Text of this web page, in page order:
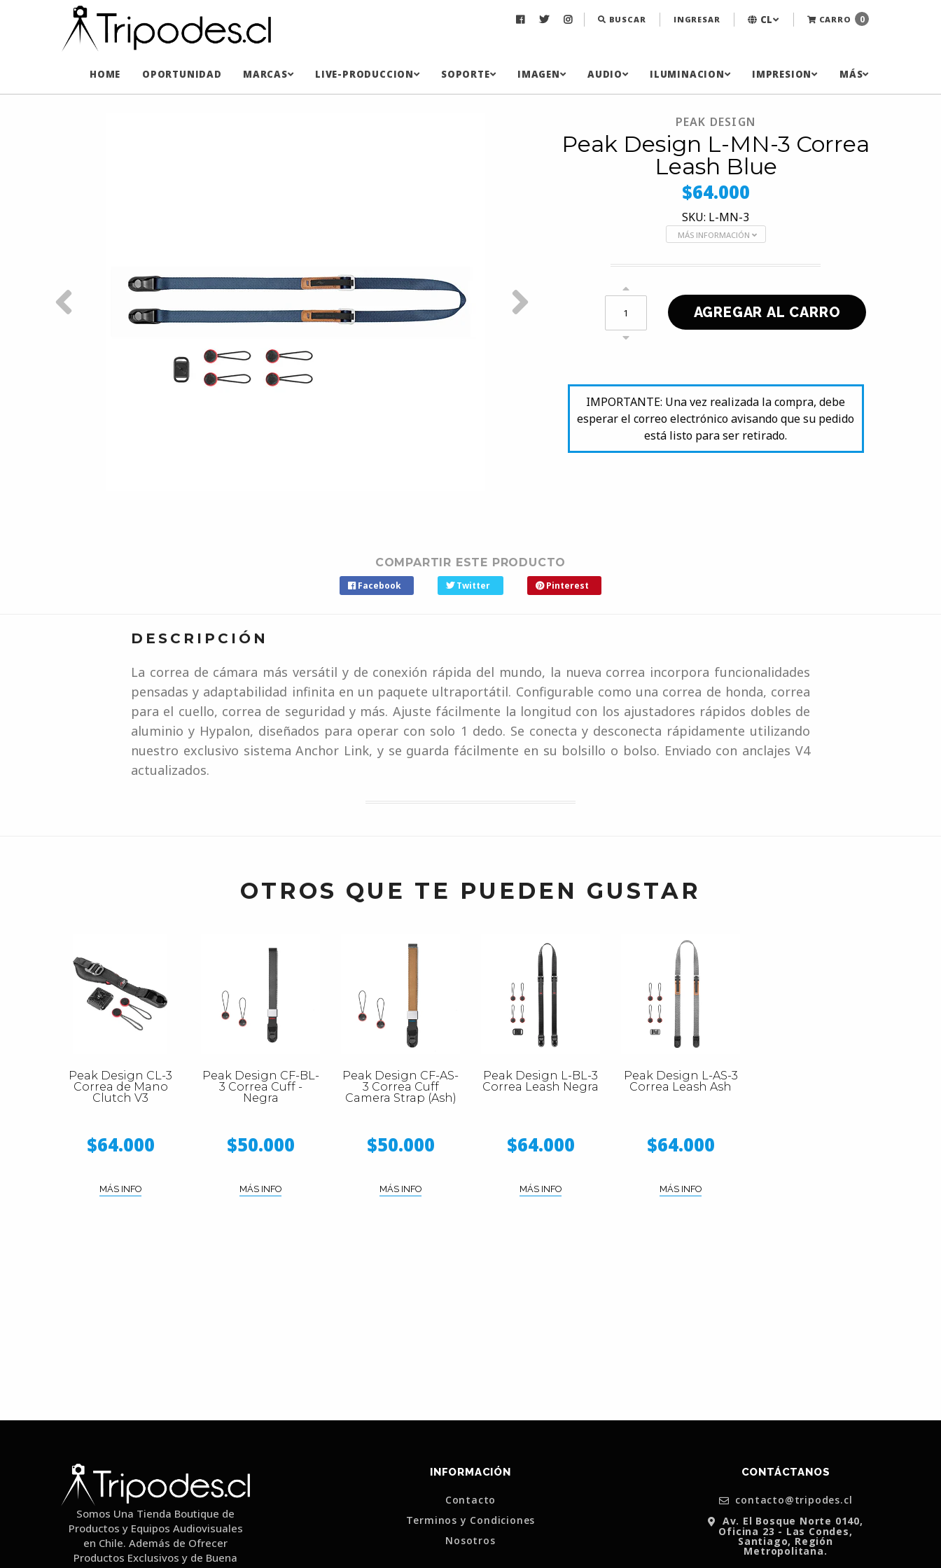
BUSCAR INGRESAR CL CARRO 0
HOME OPORTUNIDAD MARCAS LIVE-PRODUCCION SOPORTE IMAGEN AUDIO ILUMINACION IMPRESION MÁS
PEAK DESIGN
Peak Design L-MN-3 Correa
Leash Blue
$64.000
SKU: L-MN-3
MÁS INFORMACIÓN
IMPORTANTE: Una vez realizada la compra, debe
esperar el correo electrónico avisando que su pedido
está listo para ser retirado.
COMPARTIR ESTE PRODUCTO
Facebook Twitter Pinterest
DESCRIPCIÓN
La correa de cámara más versátil y de conexión rápida del mundo, la nueva correa incorpora funcionalidades
pensadas y adaptabilidad infinita en un paquete ultraportátil. Configurable como una correa de honda, correa
para el cuello, correa de seguridad y más. Ajuste fácilmente la longitud con los ajustadores rápidos dobles de
aluminio y Hypalon, diseñados para operar con solo 1 dedo. Se conecta y desconecta rápidamente utilizando
nuestro exclusivo sistema Anchor Link, y se guarda fácilmente en su bolsillo o bolso. Enviado con anclajes V4
actualizados.
OTROS QUE TE PUEDEN GUSTAR
Peak Design CL-3
Correa de Mano
Clutch V3
$64.000
MÁS INFO
Peak Design CF-BL-
3 Correa Cuff -
Negra
$50.000
MÁS INFO
Peak Design CF-AS-
3 Correa Cuff
Camera Strap (Ash)
$50.000
MÁS INFO
Peak Design L-BL-3
Correa Leash Negra
$64.000
MÁS INFO
Peak Design L-AS-3
Correa Leash Ash
$64.000
MÁS INFO
Somos Una Tienda Boutique de
Productos y Equipos Audiovisuales
en Chile. Además de Ofrecer
Productos Exclusivos y de Buena
INFORMACIÓN
Contacto
Terminos y Condiciones
Nosotros
CONTÁCTANOS
contacto@tripodes.cl
Av. El Bosque Norte 0140,
Oficina 23 - Las Condes,
Santiago, Región
Metropolitana.